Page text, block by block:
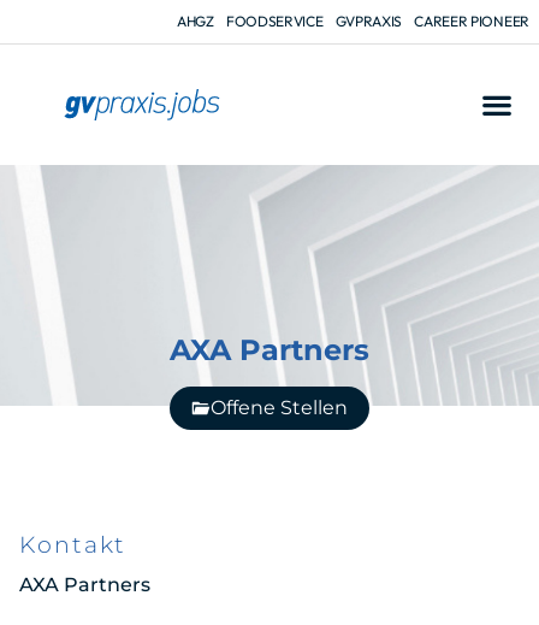
AHGZ FOODSERVICE GVPRAXIS CAREER PIONEER
AXA Partners
Offene Stellen
Kontakt
AXA Partners